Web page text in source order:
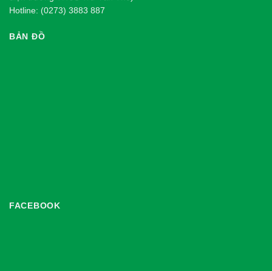
Hotline: (0273) 3883 887
BẢN ĐỒ
FACEBOOK